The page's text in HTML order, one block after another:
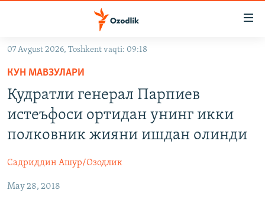
Асосий
навигацияга
ўтинг
Қидиришга
ўтинг
OZODARXIV
На русском
ИЖТИМОИЙ ТАРМОҚЛАР
07 Avgust 2026, Toshkent vaqti: 09:18
КУН МАВЗУЛАРИ
Қудратли генерал Парпиев
истеъфоси ортидан унинг икки
полковник жияни ишдан олинди
Садриддин Ашур/Озодлик
May 28, 2018